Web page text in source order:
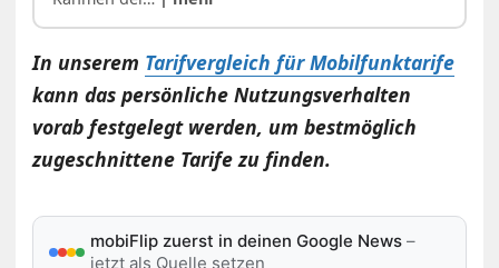
In unserem Tarifvergleich für Mobilfunktarife
kann das persönliche Nutzungsverhalten
vorab festgelegt werden, um bestmöglich
zugeschnittene Tarife zu finden.
mobiFlip zuerst in deinen Google News –
jetzt als Quelle setzen